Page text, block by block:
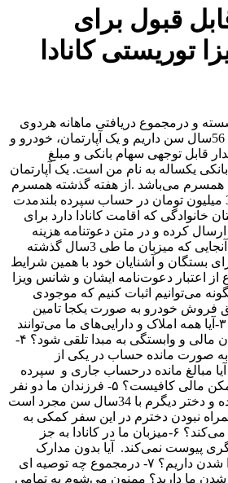
برای
کانادا
دریافتی ماهانه هردوی
بالای 56سال سن داریم و یک آپارتمان، خودرو و
سهام بانکی و مبلغ
به نام من است. یک آپارتمان
.از هفته گذشته همسرم
300 میلیون تومان در حساب سپرده بلندمدت
که اقامت کانادا دارد برای
در متن دعوتنامه هزینه
سفر ما را تقبل نموده .از آنجایی که میزبان ما طی 3سال گذشته
و آشنایان خود با همین شرایط
دعوت‌‌نامه ایشان و شانس ویزا
می‌توانیم اثبات کنیم که موجودی
به صورت یکجا تامین
دارد؟ ۳-آیا همه املاک و دارایی‌های ما می‌توانند
در زمره تمکن و اثبات توان مالی و وابستگی به مبدا تلقی شود؟ ۴-
مانده حساب در یکی از
درحساب جاری و سپرده
های یکساله برای اثبات تمکن مالی کافیست؟ ۵- فرزندان ما دو نفر
هستند که یکی ازدواج کرده و دختر دیگرم با 34سال سن مجرد است
دخترم در این سفر کمکی به
اثبات وابستگی ما به مبدا می‌کند؟ ۶-میزبان ما در کانادا به جز
آیا بدون مدارک
پیوست شانسی برای ویزا شدن داریم؟ ۷- درمجموع چه توصیه ای
ممنون می‌شوم به تمامی